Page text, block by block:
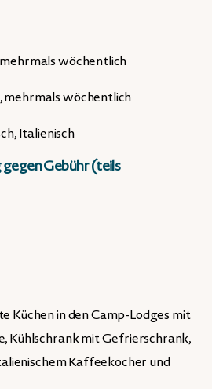
wöchentlich
mehrmals wöchentlich
Italienisch
Gebühr (teils
Küchen in den Camp-Lodges mit
Kühlschrank mit Gefrierschrank,
Kaffeekocher und